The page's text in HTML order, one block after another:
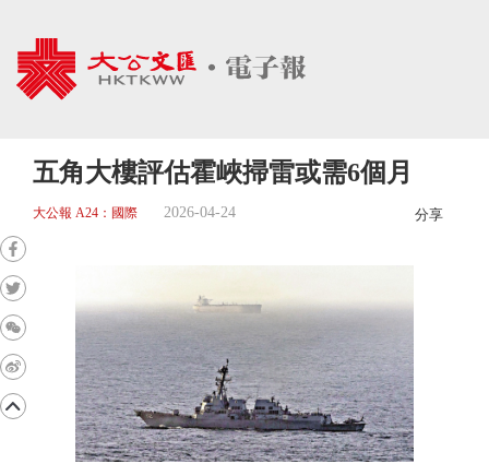
五角大樓評估霍峽掃雷或需6個月
大公報 A24：國際 2026-04-24 分享